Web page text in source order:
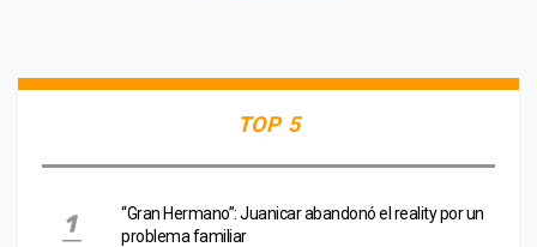
TOP 5
“Gran Hermano”: Juanicar abandonó el reality por un
problema familiar